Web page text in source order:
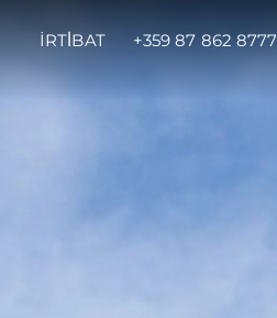
İRTİBAT +359 87 862 8777